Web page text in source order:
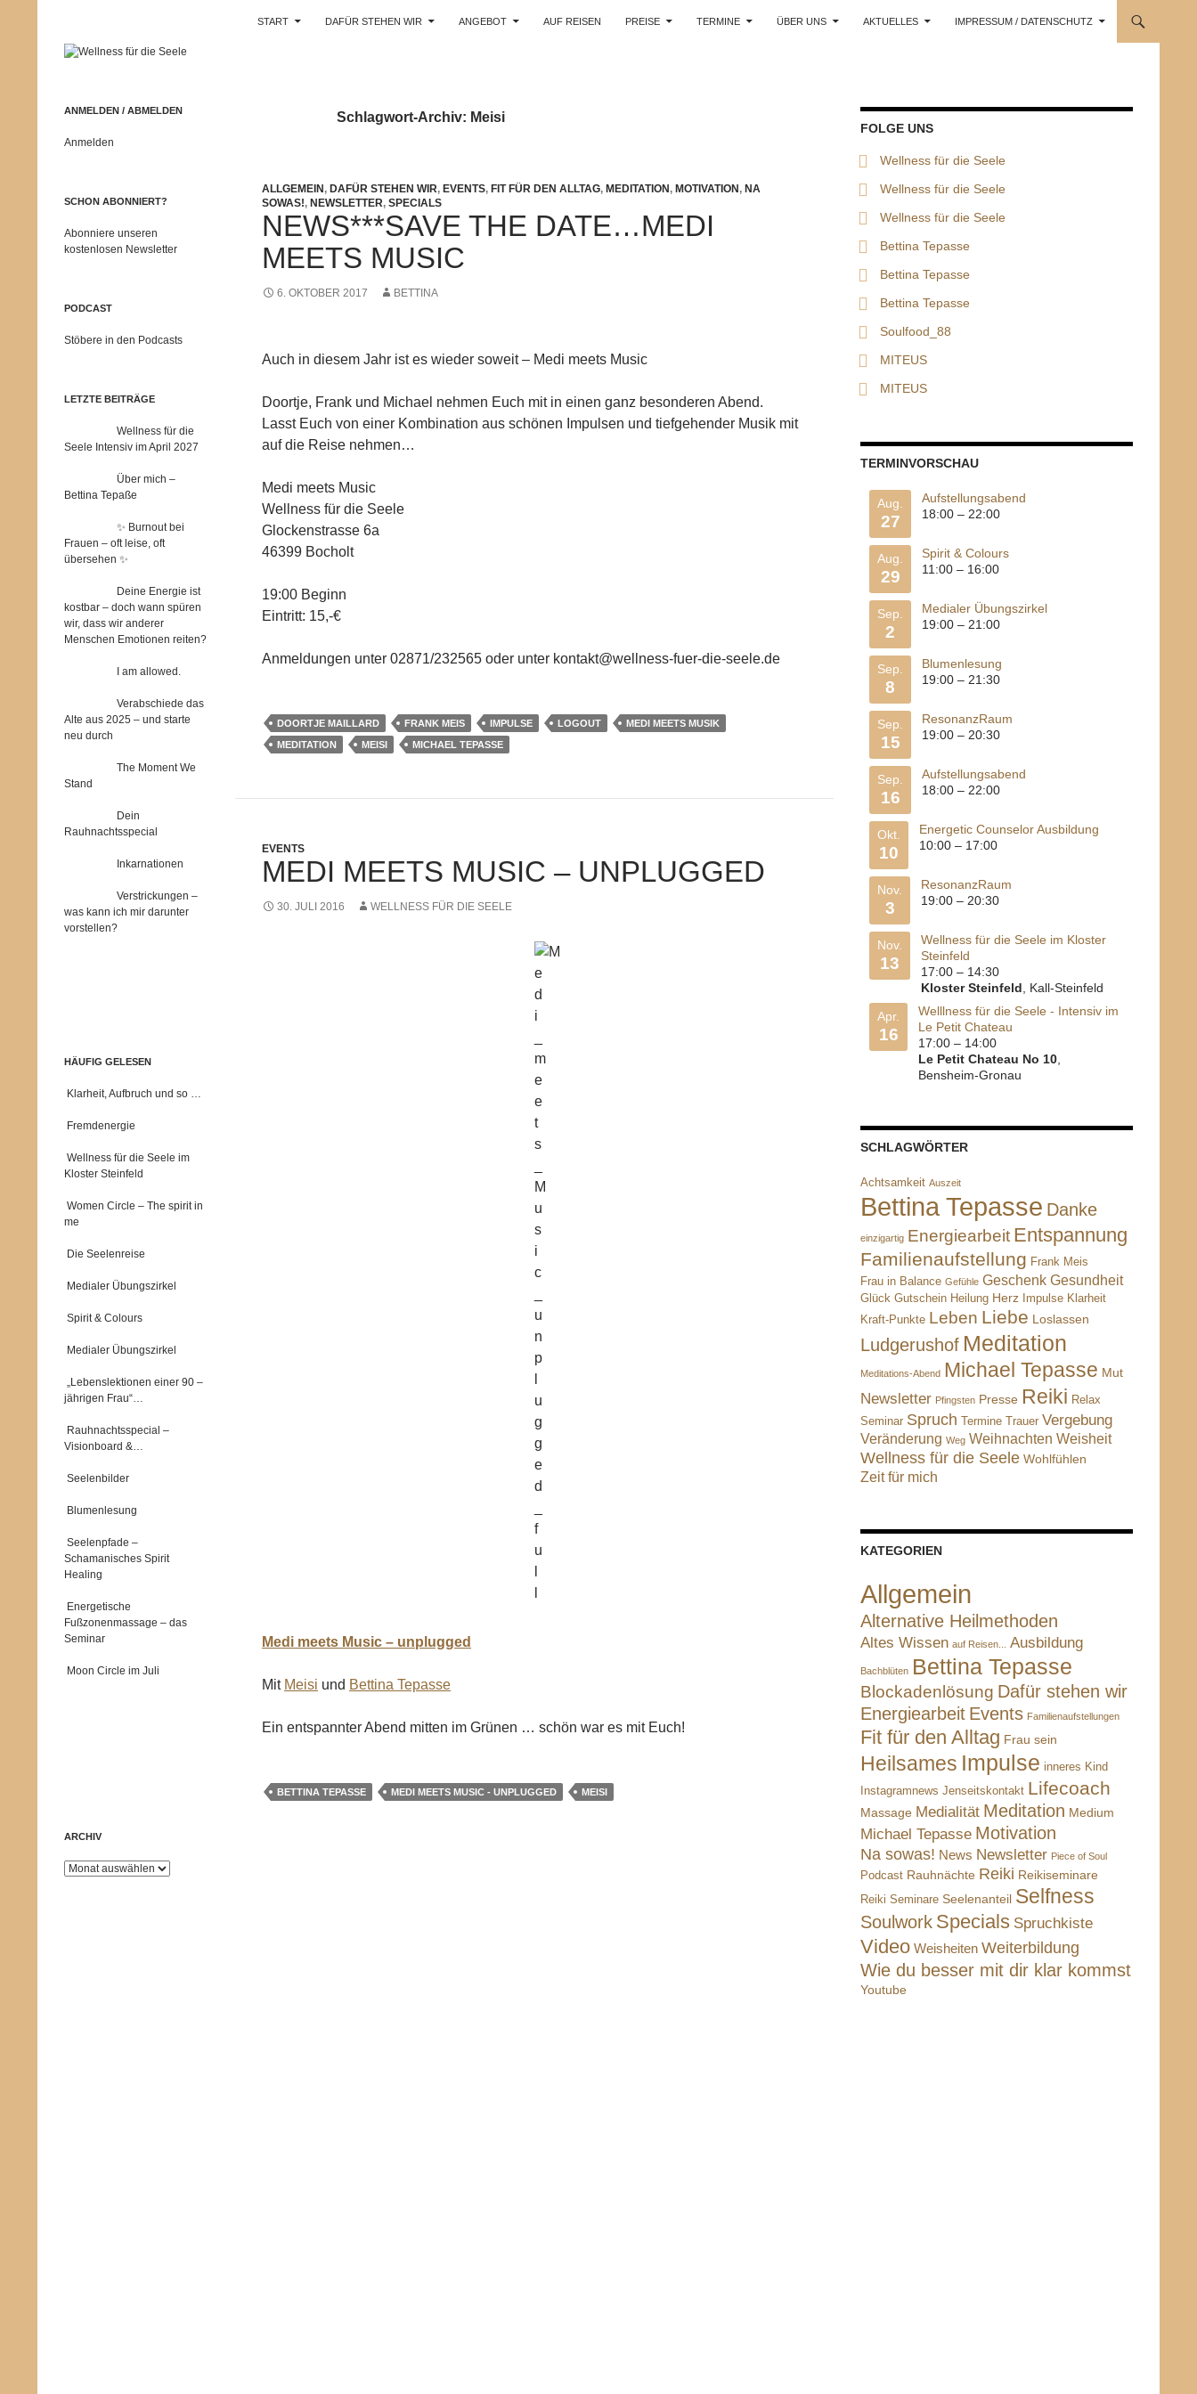
START DAFÜR STEHEN WIR ANGEBOT AUF REISEN PREISE TERMINE ÜBER UNS AKTUELLES IMPRESSUM / DATENSCHUTZ
Schlagwort-Archiv: Meisi
ALLGEMEIN , DAFÜR STEHEN WIR, EVENTS, FIT FÜR DEN ALLTAG, MEDITATION , MOTIVATION , NA
SOWAS!, NEWSLETTER, SPECIALS
NEWS***SAVE THE DATE…MEDI
MEETS MUSIC
6. OKTOBER 2017 BETTINA
Auch in diesem Jahr ist es wieder soweit – Medi meets Music
Doortje, Frank und Michael nehmen Euch mit in einen ganz besonderen Abend.
Lasst Euch von einer Kombination aus schönen Impulsen und tiefgehender Musik mit
auf die Reise nehmen…
Medi meets Music
Wellness für die Seele
Glockenstrasse 6a
46399 Bocholt
19:00 Beginn
Eintritt: 15,-€
Anmeldungen unter 02871/232565 oder unter kontakt@wellness-fuer-die-seele.de
DOORTJE MAILLARD FRANK MEIS IMPULSE LOGOUT
MEDI MEETS MUSIK
MEDITATION
MEISI MICHAEL TEPASSE
EVENTS
MEDI MEETS MUSIC – UNPLUGGED
30. JULI 2016 WELLNESS FÜR DIE SEELE
Medi meets Music – unplugged
Mit Meisi und Bettina Tepasse
Ein entspannter Abend mitten im Grünen … schön war es mit Euch!
BETTINA TEPASSE MEDI MEETS MUSIC - UNPLUGGED MEISI
FOLGE UNS
Wellness für die Seele
Wellness für die Seele
Wellness für die Seele
Bettina Tepasse
Bettina Tepasse
Bettina Tepasse
Soulfood_88
MITEUS
MITEUS
TERMINVORSCHAU
Aug.
27
Aufstellungsabend
18:00 – 22:00
Aug.
29
Spirit & Colours
11:00 – 16:00
Sep.
2
Medialer Übungszirkel
19:00 – 21:00
Sep.
8
Blumenlesung
19:00 – 21:30
Sep.
15
ResonanzRaum
19:00 – 20:30
Sep.
16
Aufstellungsabend
18:00 – 22:00
Okt.
10
Energetic Counselor Ausbildung
10:00 – 17:00
Nov.
3
ResonanzRaum
19:00 – 20:30
Nov.
13
Wellness für die Seele im Kloster
Steinfeld
17:00 – 14:30
Kloster Steinfeld , Kall-Steinfeld
Apr.
16
Welllness für die Seele - Intensiv im
Le Petit Chateau
17:00 – 14:00
Le Petit Chateau No 10
Bensheim-Gronau
SCHLAGWÖRTER
Achtsamkeit Auszeit
Bettina Tepasse Danke
einzigartig Energiearbeit Entspannung
Familienaufstellung Frank Meis
Frau in Balance Gefühle Geschenk Gesundheit
Glück Gutschein Heilung Herz Impulse Klarheit
Kraft-Punkte Leben Liebe Loslassen
Ludgerushof Meditation
Meditations-Abend Michael Tepasse Mut
Newsletter Pfingsten Presse Reiki Relax
Seminar Spruch Termine Trauer Vergebung
Veränderung Weg Weihnachten Weisheit
Wellness für die Seele Wohlfühlen
Zeit für mich
KATEGORIEN
Allgemein
Alternative Heilmethoden
Altes Wissen auf Reisen... Ausbildung
Bachblüten Bettina Tepasse
Blockadenlösung Dafür stehen wir
Energiearbeit Events Familienaufstellungen
Fit für den Alltag Frau sein
Heilsames Impulse inneres Kind
Instagramnews Jenseitskontakt Lifecoach
Massage Medialität Meditation Medium
Michael Tepasse Motivation
Na sowas! News Newsletter Piece of Soul
Podcast Rauhnächte Reiki Reikiseminare
Reiki Seminare Seelenanteil Selfness
Soulwork Specials Spruchkiste
Video Weisheiten Weiterbildung
Wie du besser mit dir klar kommst
Youtube
Zentrum für
ANMELDEN / ABMELDEN
Anmelden
SCHON ABONNIERT?
Abonniere unseren
kostenlosen Newsletter
PODCAST
Stöbere in den Podcasts
LETZTE BEITRÄGE
Wellness für die
Seele Intensiv im April 2027
Über mich –
Bettina Tepaße
✨ Burnout bei
Frauen – oft leise, oft
übersehen ✨
Deine Energie ist
kostbar – doch wann spüren
wir, dass wir anderer
Menschen Emotionen reiten?
I am allowed.
Verabschiede das
Alte aus 2025 – und starte
neu durch
The Moment We
Stand
Dein
Rauhnachtsspecial
Inkarnationen
Verstrickungen –
was kann ich mir darunter
vorstellen?
HÄUFIG GELESEN
Klarheit, Aufbruch und so …
Fremdenergie
Wellness für die Seele im
Kloster Steinfeld
Women Circle – The spirit in
me
Die Seelenreise
Medialer Übungszirkel
Spirit & Colours
Medialer Übungszirkel
„Lebenslektionen einer 90 –
jährigen Frau“…
Rauhnachtsspecial –
Visionboard &…
Seelenbilder
Blumenlesung
Seelenpfade –
Schamanisches Spirit
Healing
Energetische
Fußzonenmassage – das
Seminar
Moon Circle im Juli
ARCHIV
Archiv